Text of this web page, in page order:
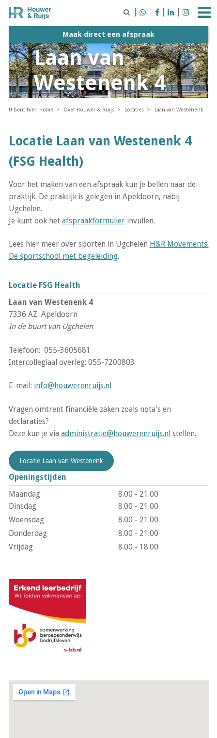
   
Maak direct een afspraak
Laan van
Westenenk 4
U bent hier: Home Over Houwer & Ruijs Locaties Laan van Westenenk
Locatie Laan van Westenenk 4
(FSG Health)
Voor het maken van een afspraak kun je bellen naar de
praktijk. De praktijk is gelegen in Apeldoorn, nabij
Ugchelen.
Je kunt ook het afspraakformulierinvullen.
Lees hier meer over sporten in Ugchelen H&R Movements:
De sportschool met begeleiding.
Locatie FSG Health
Laan van Westenenk 4
7336 AZ Apeldoorn
In de buurt van Ugchelen
Telefoon: 055-3605681
Intercollegiaal overleg: 055-7200803
E-mail: info@houwerenruijs.nl
Vragen omtrent financiële zaken zoals nota's en
declaraties?
Deze kun je via administratie@houwerenruijs.nlstellen.
Locatie Laan van Westenenk
Openingstijden
Maandag
8.00 - 21.00
Dinsdag
8.00 - 21.00
Woensdag
8.00 - 21.00
Donderdag
8.00 - 21.00
Vrijdag
8.00 - 18.00
